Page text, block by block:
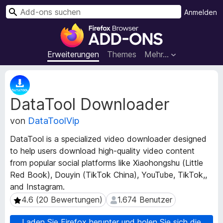
A
d
d
-
s
r
d
e
n
i
r
e
Erweiterungen Themes Mehr…
Anmelden
S
DataTool Downloader
von DataToolVip
DataTool is a specialized video downloader designed
to help users download high-quality video content
from popular social platforms like Xiaohongshu (Little
Red Book), Douyin (TikTok China), YouTube, TikTok,,
and Instagram.
4.6 (20 Bewertungen)
4.6 (20 Bewertungen) 1.674 Benutzer
1.674 Benutzer
M
e
t
a
d
t
e
n
z
u
r
E
r